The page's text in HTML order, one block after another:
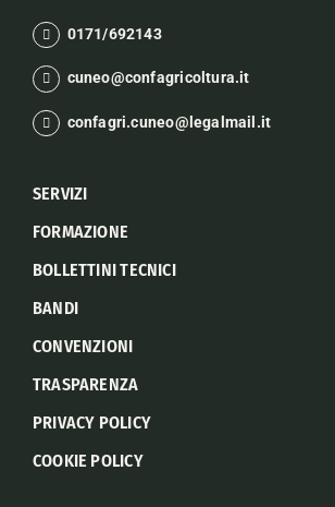
0171/692143
cuneo@confagricoltura.it
confagri.cuneo@legalmail.it
SERVIZI
FORMAZIONE
BOLLETTINI TECNICI
BANDI
CONVENZIONI
TRASPARENZA
PRIVACY POLICY
COOKIE POLICY